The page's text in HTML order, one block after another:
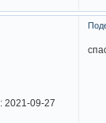
: 2021-09-27